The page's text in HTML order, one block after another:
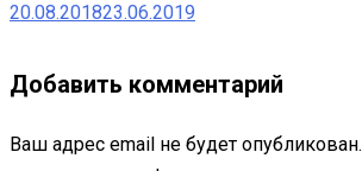
20.08.201823.06.2019
Добавить комментарий
Ваш адрес email не будет опубликован.